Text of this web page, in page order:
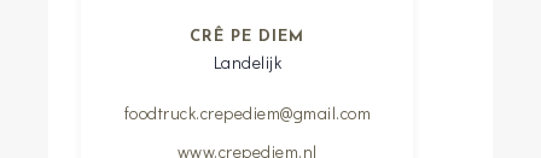
CRÊ PE DIEM
Landelijk
foodtruck.crepediem@gmail.com
www.crepediem.nl